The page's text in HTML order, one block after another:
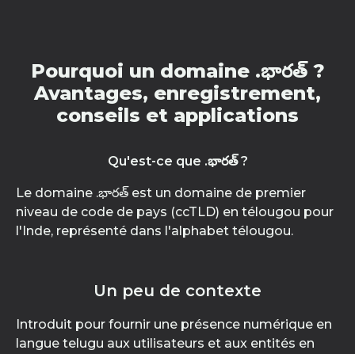
Pourquoi un domaine .భారత్ ?
Avantages, enregistrement,
conseils et applications
Qu'est-ce que .భారత్ ?
Le domaine .భారత్ est un domaine de premier
niveau de code de pays (ccTLD) en télougou pour
l'Inde, représenté dans l'alphabet télougou.
Un peu de contexte
Introduit pour fournir une présence numérique en
langue telugu aux utilisateurs et aux entités en